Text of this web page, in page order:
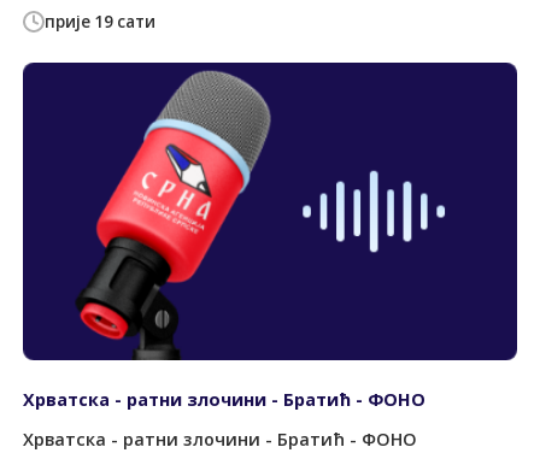
прије 19 сати
Хрватска - ратни злочини - Братић - ФОНО
Хрватска - ратни злочини - Братић - ФОНО